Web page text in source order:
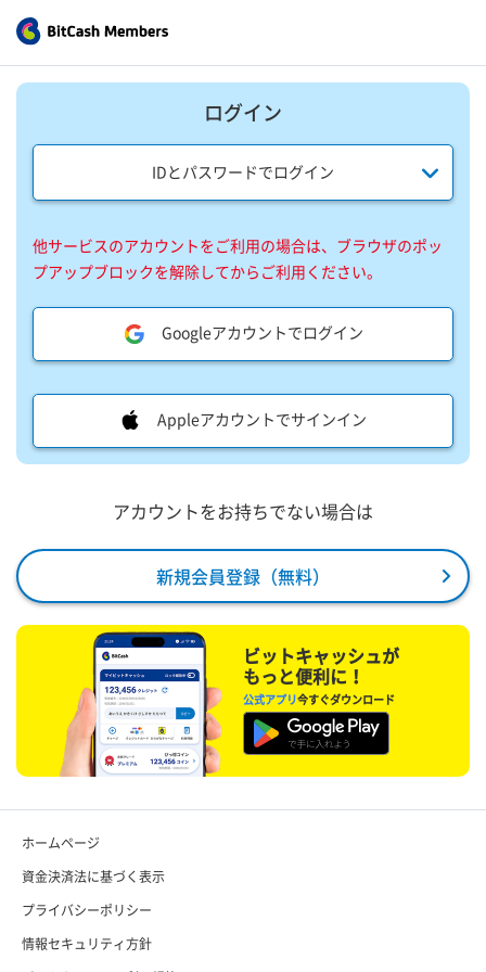
ログイン
IDとパスワードでログイン
他サービスのアカウントをご利用の場合は、ブラウザのポッ
プアップブロックを解除してからご利用ください。
Googleアカウントでログイン
Appleアカウントでサインイン
アカウントをお持ちでない場合は
新規会員登録（無料）
ビットキャッシュが
もっと便利に！
公式アプリ今すぐダウンロード
ホームページ
資金決済法に基づく表示
プライバシーポリシー
情報セキュリティ方針